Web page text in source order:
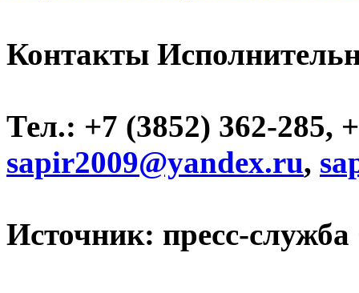
Контакты
Тел.: +7 (3852) 362-285,
sapir2009@yandex.ru,
Источник: пресс-